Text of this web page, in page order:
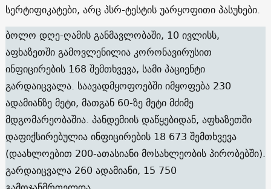
სერტიფიკატები, არც პსრ-ტესტის უარყოფითი პასუხები.
ბოლო დღე-ღამის განმავლობაში, 10 ივლისს,
აფხაზეთში გამოვლენილია კორონავირუსით
ინფიცირების 168 შემთხვევა, სამი პაციენტი
გარდაიცვალა. საავადმყოფოებში იმყოფება 230
ადამიანზე მეტი, მათგან 60-ზე მეტი მძიმე
მდგომარეობაშია. პანდემიის დაწყებიდან, აფხაზეთში
დაფიქსირებულია ინფიცირების 18 673 შემთხვევა
(დაახლოებით 200-ათასიანი მოსახლეობის პირობებში).
გარდაიცვალა 260 ადამიანი, 15 750